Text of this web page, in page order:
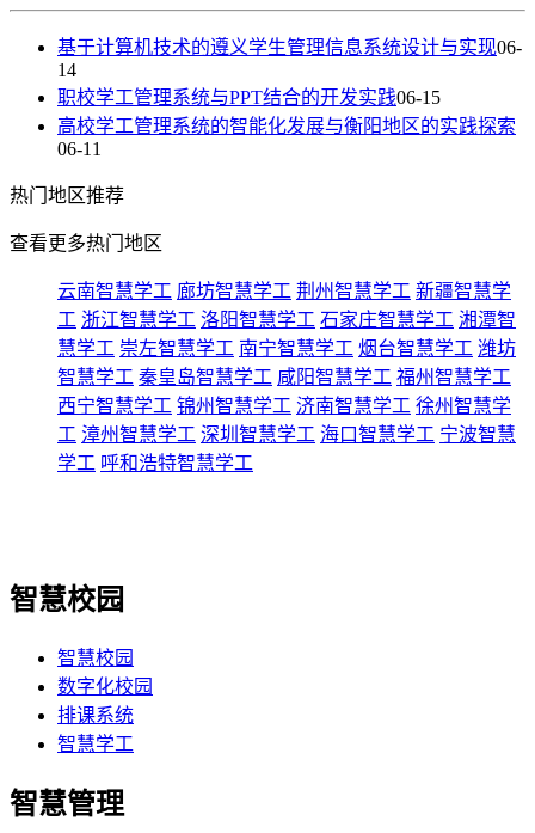
基于计算机技术的遵义学生管理信息系统设计与实现06-
14
职校学工管理系统与PPT结合的开发实践06-15
高校学工管理系统的智能化发展与衡阳地区的实践探索
06-11
热门 地区推荐
查看更多热门地区
云南智慧学工 廊坊智慧学工 荆州智慧学工 新疆智慧学
工 浙江智慧学工 洛阳智慧学工 石家庄智慧学工 湘潭智
慧学工 崇左智慧学工 南宁智慧学工 烟台智慧学工 潍坊
智慧学工 秦皇岛智慧学工 咸阳智慧学工 福州智慧学工
西宁智慧学工 锦州智慧学工 济南智慧学工 徐州智慧学
工 漳州智慧学工 深圳智慧学工 海口智慧学工 宁波智慧
学工 呼和浩特智慧学工
智慧校园
智慧校园
数字化校园
排课系统
智慧学工
智慧管理